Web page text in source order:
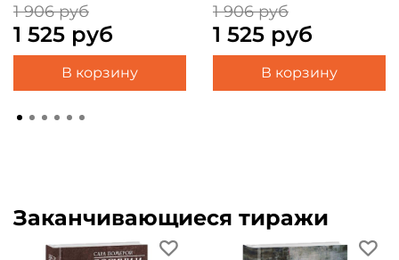
1 906 руб
1 525 руб
В корзину
1 906 руб
1 525 руб
В корзину
Заканчивающиеся тиражи